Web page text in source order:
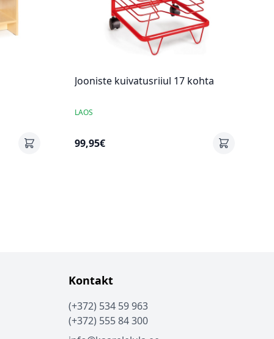
Jooniste kuivatusriiul 17 kohta
LAOS
99,95€
Kontakt
(+372) 534 59 963
(+372) 555 84 300